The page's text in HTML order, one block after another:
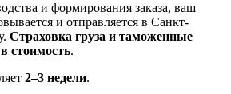
и формирования заказа, ваш
и отправляется в Санкт-
Страховка груза и таможенные
стоимость.
2–3 недели.